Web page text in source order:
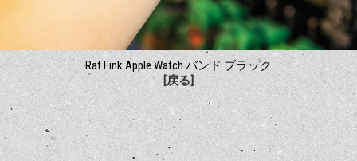
Rat Fink Apple Watch バンド ブラック
[戻る]